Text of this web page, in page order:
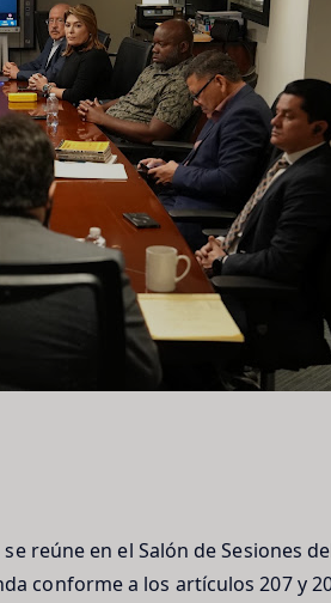
reúne en el Salón de Sesiones
conforme a los artículos 207 y